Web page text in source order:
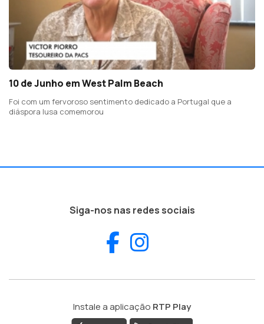
10 de Junho em West Palm Beach
Foi com um fervoroso sentimento dedicado a Portugal que a
diáspora lusa comemorou
Siga-nos nas redes sociais
Facebook
Instale a aplicação RTP Play